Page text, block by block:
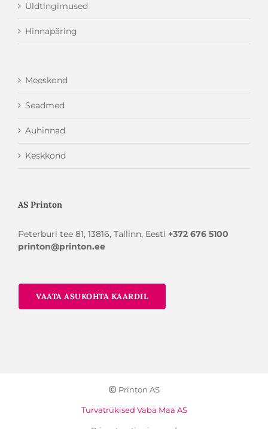
Üldtingimused
Hinnapäring
Meeskond
Seadmed
Auhinnad
Keskkond
AS Printon
Peterburi tee 81, 13816, Tallinn, Eesti +372 676 5100
printon@printon.ee
VAATA ASUKOHTA KAARDIL
Printon AS
Turvatrükised Vaba Maa AS